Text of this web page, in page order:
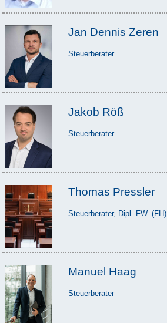
Jan Dennis Zeren
Steuerberater
Jakob Röß
Steuerberater
Thomas Pressler
Steuerberater, Dipl.-FW. (FH)
Manuel Haag
Steuerberater